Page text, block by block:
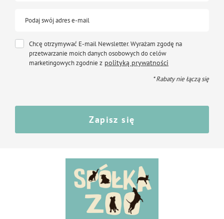
Podaj swój adres e-mail
Chcę otrzymywać E-mail Newsletter. Wyrażam zgodę na
przetwarzanie moich danych osobowych do celów
marketingowych zgodnie z polityką prywatności
* Rabaty nie łączą się
Zapisz się